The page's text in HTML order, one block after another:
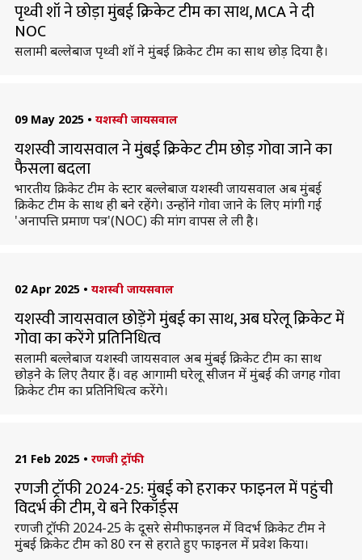
पृथ्वी शॉ ने छोड़ा मुंबई क्रिकेट टीम का साथ, MCA ने दी
NOC
सलामी बल्लेबाज पृथ्वी शॉ ने मुंबई क्रिकेट टीम का साथ छोड़ दिया है।
09 May 2025 • यशस्वी जायसवाल
यशस्वी जायसवाल ने मुंबई क्रिकेट टीम छोड़ गोवा जाने का
फैसला बदला
भारतीय क्रिकेट टीम के स्टार बल्लेबाज यशस्वी जायसवाल अब मुंबई
क्रिकेट टीम के साथ ही बने रहेंगे। उन्होंने गोवा जाने के लिए मांगी गई
'अनापत्ति प्रमाण पत्र'(NOC) की मांग वापस ले ली है।
02 Apr 2025 • यशस्वी जायसवाल
यशस्वी जायसवाल छोड़ेंगे मुंबई का साथ, अब घरेलू क्रिकेट में
गोवा का करेंगे प्रतिनिधित्व
सलामी बल्लेबाज यशस्वी जायसवाल अब मुंबई क्रिकेट टीम का साथ
छोड़ने के लिए तैयार हैं। वह आगामी घरेलू सीजन में मुंबई की जगह गोवा
क्रिकेट टीम का प्रतिनिधित्व करेंगे।
21 Feb 2025 • रणजी ट्रॉफी
रणजी ट्रॉफी 2024-25: मुंबई को हराकर फाइनल में पहुंची
विदर्भ की टीम, ये बने रिकॉर्ड्स
रणजी ट्रॉफी 2024-25 के दूसरे सेमीफाइनल में विदर्भ क्रिकेट टीम ने
मुंबई क्रिकेट टीम को 80 रन से हराते हुए फाइनल में प्रवेश किया।